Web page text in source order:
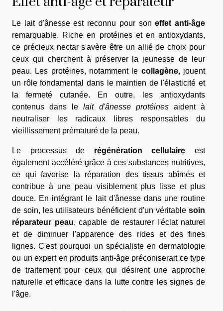
Le lait d'ânesse est reconnu pour soneffet anti-âge
remarquable. Riche en protéines et en antioxydants,
ce précieux nectar s'avère être un allié de choix pour
ceux qui cherchent à préserver la jeunesse de leur
peau. Les protéines, notamment le collagène, jouent
un rôle fondamental dans le maintien de l'élasticité et
la fermeté cutanée. En outre, les antioxydants
contenus dans lelait d'ânesse protéinesaident à
neutraliser les radicaux libres responsables du
vieillissement prématuré de la peau.
Le processus de régénération cellulaire est
également accéléré grâce à ces substances nutritives,
ce qui favorise la réparation des tissus abîmés et
contribue à une peau visiblement plus lisse et plus
douce. En intégrant le lait d'ânesse dans une routine
de soin, les utilisateurs bénéficient d'un véritable soin
réparateur peau, capable de restaurer l'éclat naturel
et de diminuer l'apparence des rides et des fines
lignes. C'est pourquoi un spécialiste en dermatologie
ou un expert en produits anti-âge préconiserait ce type
de traitement pour ceux qui désirent une approche
naturelle et efficace dans la lutte contre les signes de
l'âge.